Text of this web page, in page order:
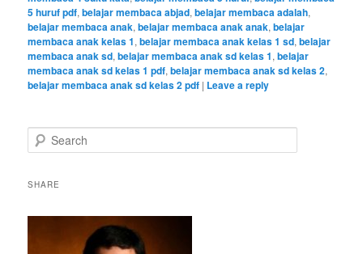
5 huruf pdf,belajar membaca abjad,belajar membaca adalah,
belajar membaca anak,belajar membaca anak anak,belajar
membaca anak kelas 1,belajar membaca anak kelas 1 sd,belajar
membaca anak sd,belajar membaca anak sd kelas 1,belajar
membaca anak sd kelas 1 pdf,belajar membaca anak sd kelas 2,
belajar membaca anak sd kelas 2 pdf | Leave a reply
e
rSHARE